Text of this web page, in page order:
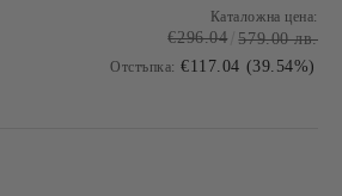
Каталожна цена:
€296.04 579.00 лв.
Отстъпка: €117.04 (39.54%)